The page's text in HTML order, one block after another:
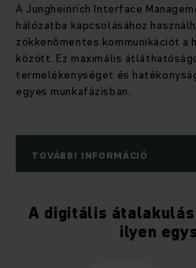
A Jungheinrich Interface
hálózatba kapcsolásához
zökkenőmentes kommunikációt a
között. Ez maximális
termelékenységet és
egyes munkafázisban.
TOVÁBBI INFORMÁCIÓ
A digitális
ilyen